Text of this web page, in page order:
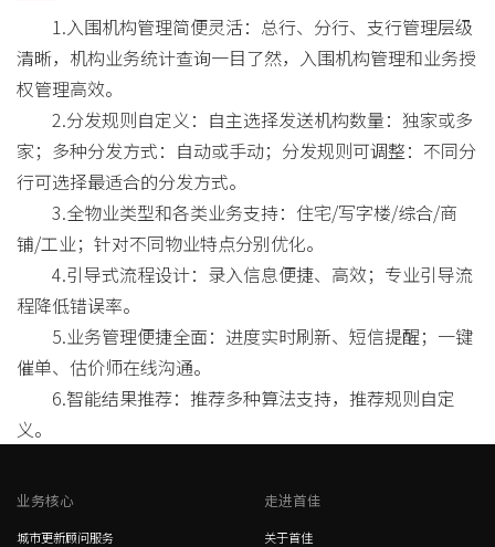
1.入围机构管理简便灵活：总行、分行、支行管理层级
清晰，机构业务统计查询一目了然，入围机构管理和业务授
权管理高效。
2.分发规则自定义：自主选择发送机构数量：独家或多
家；多种分发方式：自动或手动；分发规则可调整：不同分
行可选择最适合的分发方式。
3.全物业类型和各类业务支持：住宅/写字楼/综合/商
铺/工业；针对不同物业特点分别优化。
4.引导式流程设计：录入信息便捷、高效；专业引导流
程降低错误率。
5.业务管理便捷全面：进度实时刷新、短信提醒；一键
催单、估价师在线沟通。
6.智能结果推荐：推荐多种算法支持，推荐规则自定
义。
业务核心
城市更新顾问服务
走进首佳
关于首佳